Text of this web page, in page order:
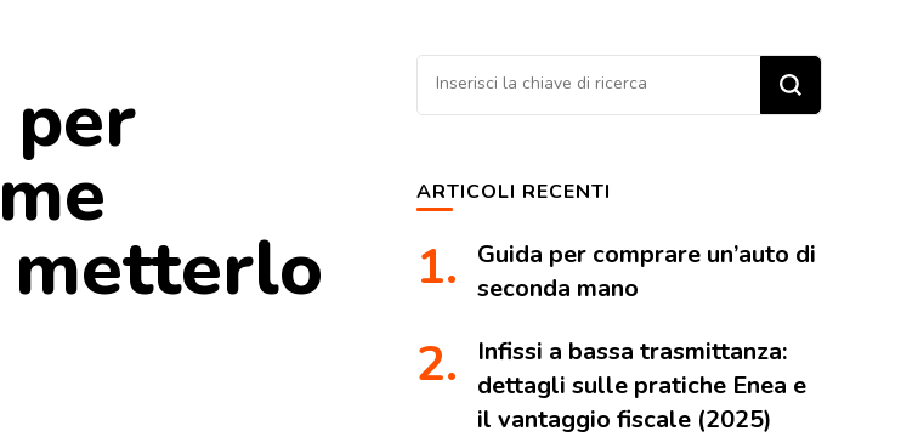
per
metterlo
Cerchi
qualcosa?
ARTICOLI RECENTI
Guida per comprare un’auto di
seconda mano
Infissi a bassa trasmittanza:
dettagli sulle pratiche Enea e
il vantaggio fiscale (2025)